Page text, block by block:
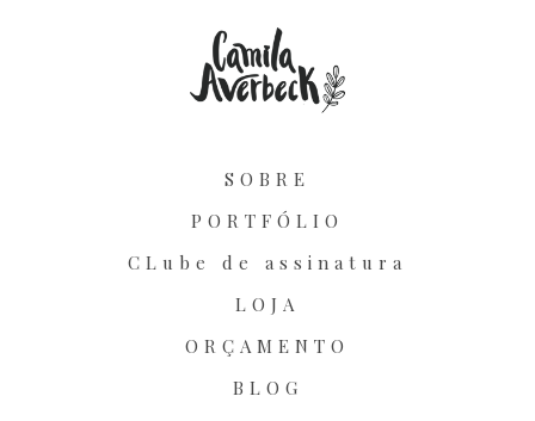
SOBRE
PORTFÓLIO
CLube de assinatura
LOJA
ORÇAMENTO
BLOG